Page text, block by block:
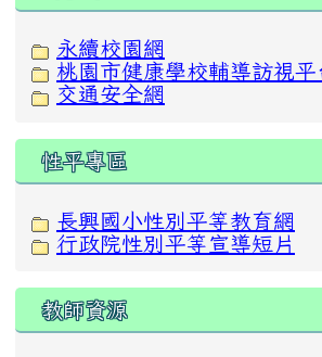
永續校園網
桃園市健康學校輔導訪視平
交通安全網
性平專區
長興國小性別平等教育網
行政院性別平等宣導短片
教師資源